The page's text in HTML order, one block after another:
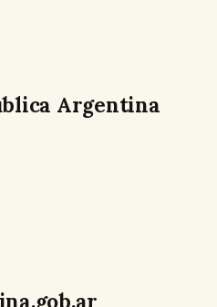
Argentina